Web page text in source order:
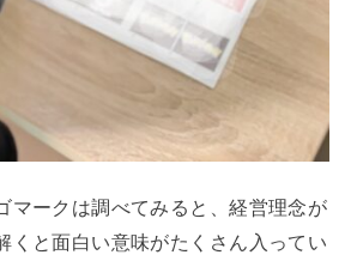
マークは調べてみると、経営理念が
くと面白い意味がたくさん入ってい